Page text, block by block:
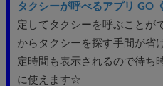
タクシーが呼べるアプリ GO《
定してタクシーを呼ぶことが
からタクシーを探す手間が省
定時間も表示されるので待ち
に使えます☆